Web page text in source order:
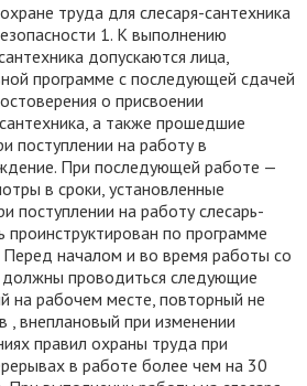
труда для слесаря-сантехника
1. К выполнению
допускаются лица,
программе с последующей сдачей
о присвоении
а также прошедшие
поступлении на работу в
При последующей работе —
в сроки, установленные
поступлении на работу слесарь-
по программе
Перед началом и во время работы со
проводиться следующие
на рабочем месте, повторный не
, внеплановый при изменении
правил охраны труда при
в работе более чем на 30